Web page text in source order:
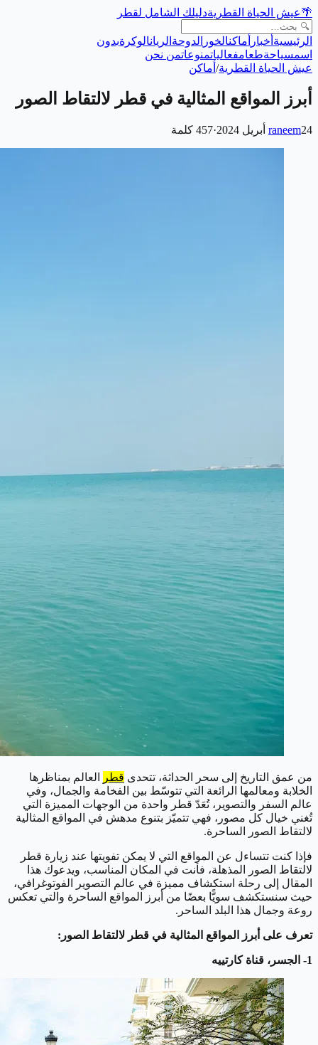
🌴عيش الحياة القطريةدليلك الشامل لقطر
الرئيسية أخبار أماكنالخور الدوحة الريانالوكرةبدون
اسمسياحةطعامفعالياتمنوعاتمن نحن
عيش الحياة القطرية/ أماكن
أبرز المواقع المثالية في قطر لالتقاط الصور
raneem24 أبريل 2024 ·
457 كلمة
من عمق التاريخ إلى سحر الحداثة، تتحدى قطر
العالم بمناظرها
الخلابة ومعالمها الرائعة التي تتوسّط بين الفخامة والجمال، وفي
عالم السفر والتصوير، تُعَدّ قطر واحدة من الوجهات المميزة التي
تُغني خيال كل مصور، فهي تتميّز بتنوع مدهش في المواقع المثالية
لالتقاط الصور الساحرة.
فإذا كنت تتساءل عن المواقع التي لا يمكن تفويتها عند زيارة قطر
لالتقاط الصور المذهلة، فأنت في المكان المناسب، ويدعوك هذا
المقال إلى رحلة استكشاف مميزة في عالم التصوير الفوتوغرافي،
حيث سنستكشف سويًّا بعضًا من أبرز المواقع الساحرة والتي تعكس
روعة وجمال هذا البلد الساحر.
تعرف على أبرز المواقع المثالية في قطر لالتقاط الصور:
1- الجسر، قناة كارتييه